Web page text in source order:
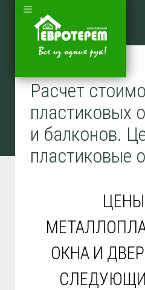
Расчет
пластиковых
и балконов.
пластиковые
ОКНА И